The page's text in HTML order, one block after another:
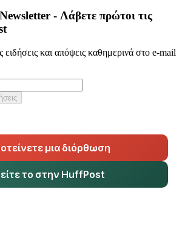
- Λάβετε πρώτοι τις
ειδήσεις και απόψεις καθημερινά στο e-mail
μια διόρθωση
το στην HuffPost